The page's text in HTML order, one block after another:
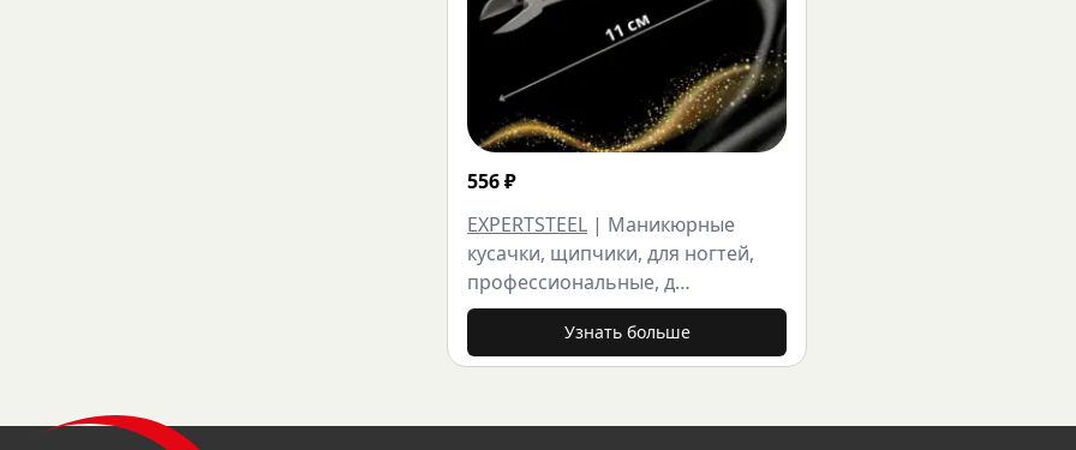
556₽
EXPERTSTEEL | Маникюрные
кусачки, щипчики, для ногтей,
профессиональные, д…
Узнать больше